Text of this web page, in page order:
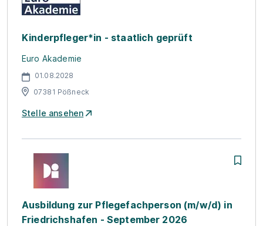
Kinderpfleger*in - staatlich geprüft
Euro Akademie
01.08.2028
07381 Pößneck
Stelle ansehen
Ausbildung zur Pflegefachperson (m/w/d) in
Friedrichshafen - September 2026